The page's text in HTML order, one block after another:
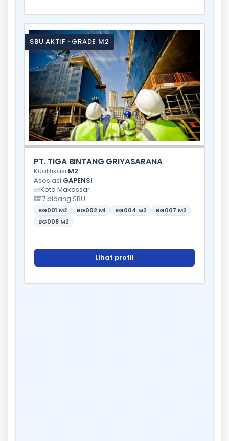
SBU AKTIF · GRADE M2
PT. TIGA BINTANG GRIYASARANA
Kualifikasi:M2
Asosiasi:GAPENSI
Kota Makassar
17 bidang SBU
BG001 M2 BG002 M1 BG004 M2 BG007 M2
BG008 M2
Lihat profil